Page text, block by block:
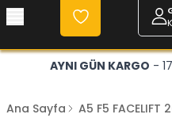
AYNI GÜN KARGO -
Ana Sayfa A5 F5 FACELIFT